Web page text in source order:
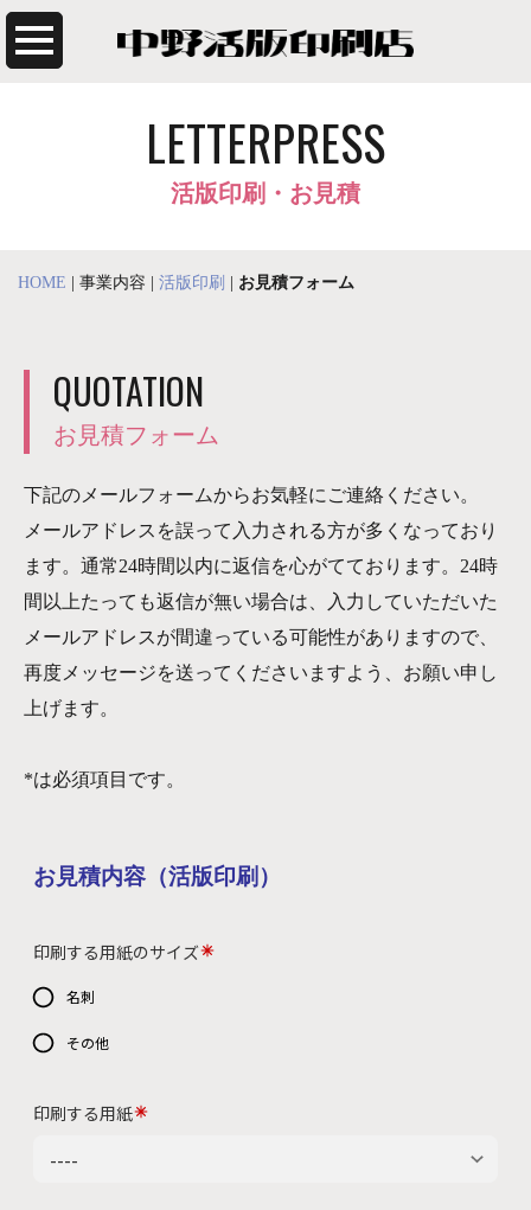
LETTERPRESS
活版印刷・お見積
HOME | 事業内容 | 活版印刷 お見積フォーム
QUOTATION
お見積フォーム
下記のメールフォームからお気軽にご連絡ください。
メールアドレスを誤って入力される方が多くなっており
ます。通常24時間以内に返信を心がてております。24時
間以上たっても返信が無い場合は、入力していただいた
メールアドレスが間違っている可能性がありますので、
再度メッセージを送ってくださいますよう、お願い申し
上げます。
*は必須項目です。